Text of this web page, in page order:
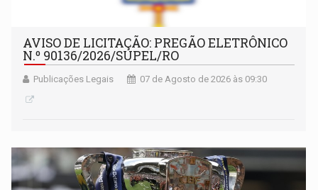
AVISO DE LICITAÇÃO: PREGÃO ELETRÔNICO
N.º 90136/2026/SUPEL/RO
Publicações Legais 07 de Agosto de 2026 às 09:30